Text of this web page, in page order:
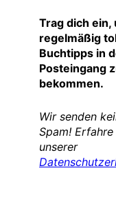
Trag dich ein,
regelmäßig
Buchtipps in
Posteingang
bekommen.
Wir senden
Spam!
unserer